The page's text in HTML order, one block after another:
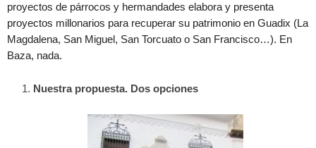
proyectos de párrocos y hermandades elabora y presenta
proyectos millonarios para recuperar su patrimonio en Guadix (La
Magdalena, San Miguel, San Torcuato o San Francisco…). En
Baza, nada.
Nuestra propuesta. Dos opciones